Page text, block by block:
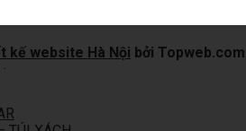
.
kế website Hà Nội bởi